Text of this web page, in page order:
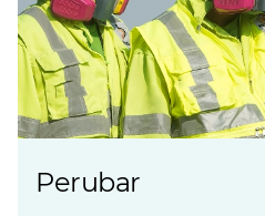
Perubar